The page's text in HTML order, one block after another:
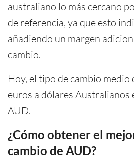
australiano lo más cercano
de referencia, ya que esto
añadiendo un margen
cambio.
Hoy, el tipo de cambio medio
euros a dólares Australianos
AUD.
¿Cómo obtener el
cambio de AUD?